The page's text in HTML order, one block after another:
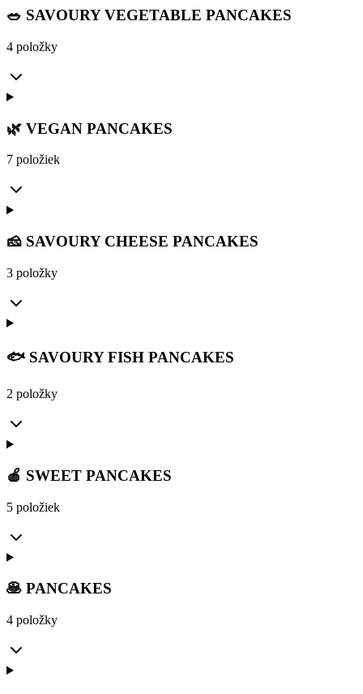
🥗 SAVOURY VEGETABLE PANCAKES
4 položky
🌿 VEGAN PANCAKES
7 položiek
🧀 SAVOURY CHEESE PANCAKES
3 položky
🐟 SAVOURY FISH PANCAKES
2 položky
🍎 SWEET PANCAKES
5 položiek
🥞 PANCAKES
4 položky